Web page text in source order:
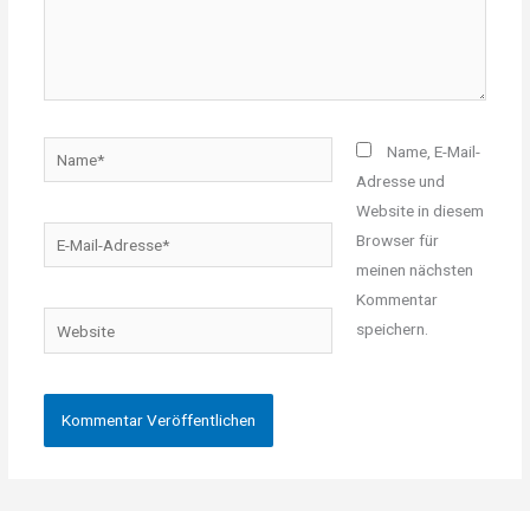
Mail-
Website
Name, E-Mail-
Adresse und
Website in diesem
Browser für
meinen nächsten
Kommentar
speichern.